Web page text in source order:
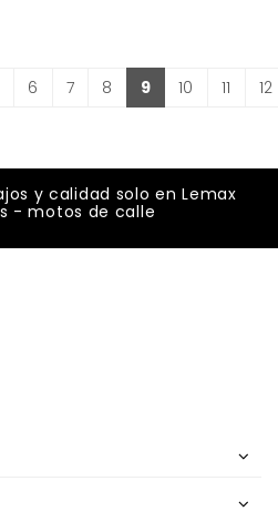
6 7 8 9 10 11 12
y calidad solo en Lemax
- motos de calle